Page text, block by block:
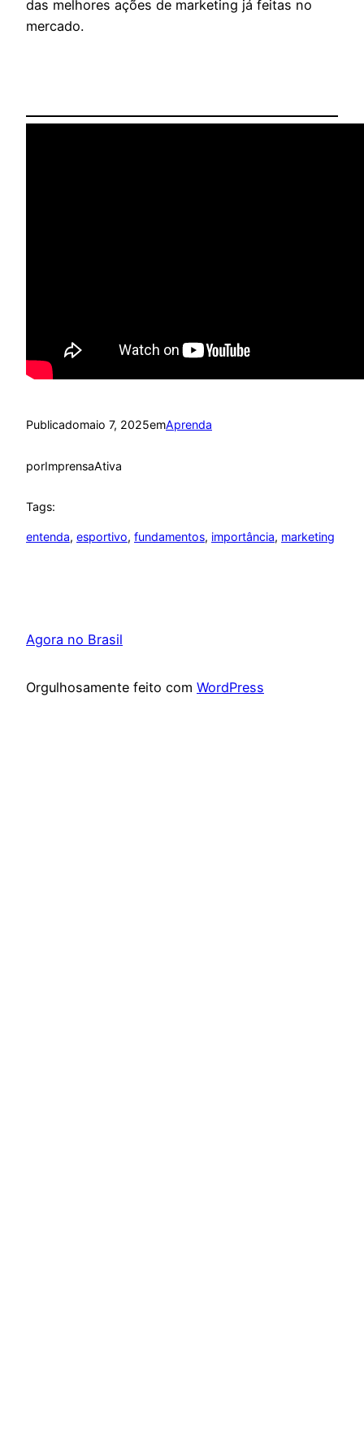
das melhores ações de marketing já feitas no
mercado.
Publicadomaio 7, 2025emAprenda
porImprensaAtiva
Tags:
entenda, esportivo, fundamentos, importância, marketing
Agora no Brasil
Orgulhosamente feito com WordPress